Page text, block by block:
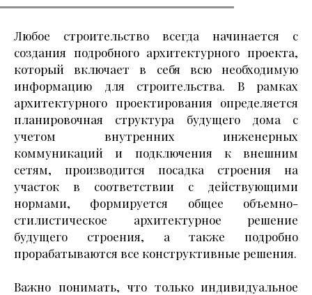
Любое строительство всегда начинается с
создания подробного архитектурного проекта,
который включает в себя всю необходимую
информацию для строительства. В рамках
архитектурного проектирования определяется
планировочная структура будущего дома с
учетом внутренних инженерных
коммуникаций и подключения к внешним
сетям, производится посадка строения на
участок в соответствии с действующими
нормами, формируется общее объемно-
стилистическое архитектурное решение
будущего строения, а также подробно
прорабатываются все конструктивные решения.
Важно понимать, что только индивидуальное